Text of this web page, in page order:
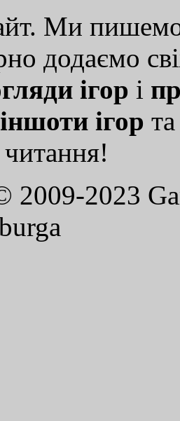
Ми
додаємо
ігор і
ігор
2009-2023